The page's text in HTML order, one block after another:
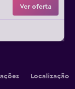
Ver oferta
Localização